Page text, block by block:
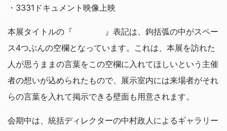
・3331ドキュメント映像上映
本展タイトルの『 』表記は、鉤括弧の中がスペー
ス4つぶんの空欄となっています。これは、本展を訪れた
人が思うままの言葉をこの空欄に入れてほしいという主催
者の想いが込められたもので、展示室内には来場者がそれ
らの言葉を入れて掲示できる壁面も用意されます。
会期中は、統括ディレクターの中村政人によるギャラリー